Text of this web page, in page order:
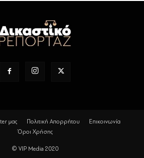
μας Πολιτική Απορρήτου
Επικοινωνία
Όροι Χρήσης
© VIP Media 2020